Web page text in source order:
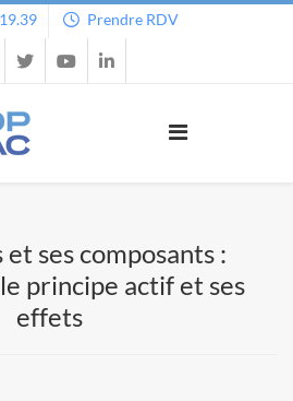
Prendre RDV
et ses composants :
principe actif et ses
effets